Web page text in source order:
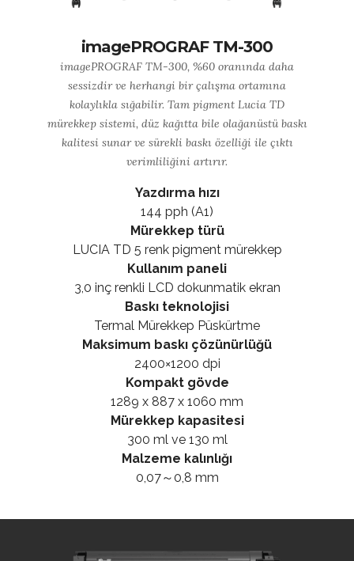
imagePROGRAF TM-300
imagePROGRAF TM-300, %60 oranında daha
sessizdir ve herhangi bir çalışma ortamına
kolaylıkla sığabilir. Tam pigment Lucia TD
mürekkep sistemi, düz kağıtta bile olağanüstü baskı
kalitesi sunar ve sürekli baskı özelliği ile çıktı
verimliliğini artırır.
Yazdırma hızı
144 pph (A1)
Mürekkep türü
LUCIA TD 5 renk pigment mürekkep
Kullanım paneli
3,0 inç renkli LCD dokunmatik ekran
Baskı teknolojisi
Termal Mürekkep Püskürtme
Maksimum baskı çözünürlüğü
2400×1200 dpi
Kompakt gövde
1289 x 887 x 1060 mm
Mürekkep kapasitesi
300 ml ve 130 ml
Malzeme kalınlığı
0,07～0,8 mm